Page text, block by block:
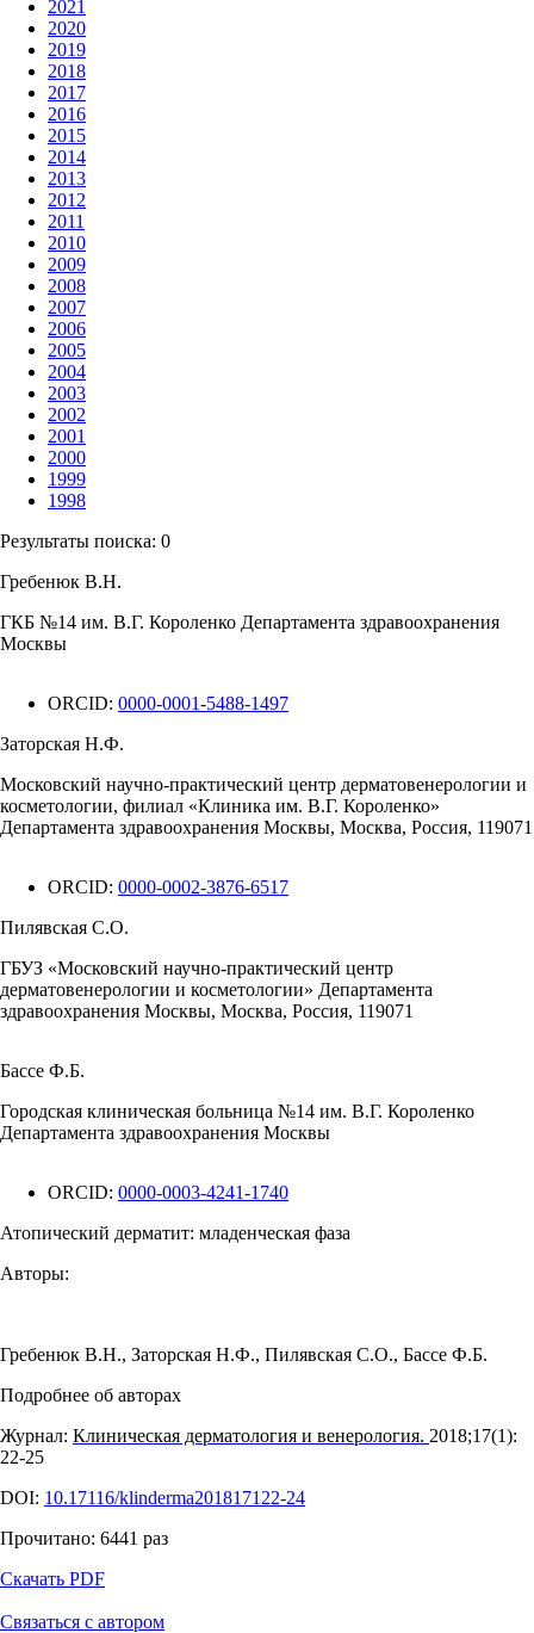
2021
2020
2019
2018
2017
2016
2015
2014
2013
2012
2011
2010
2009
2008
2007
2006
2005
2004
2003
2002
2001
2000
1999
1998
Результаты поиска: 0
Гребенюк В.Н.
ГКБ №14 им. В.Г. Короленко Департамента здравоохранения
Москвы
ORCID: 0000-0001-5488-1497
Заторская Н.Ф.
Московский научно-практический центр дерматовенерологии и
косметологии, филиал «Клиника им. В.Г. Короленко»
Департамента здравоохранения Москвы, Москва, Россия, 119071
ORCID: 0000-0002-3876-6517
Пилявская С.О.
ГБУЗ «Московский научно-практический центр
дерматовенерологии и косметологии» Департамента
здравоохранения Москвы, Москва, Россия, 119071
Бассе Ф.Б.
Городская клиническая больница №14 им. В.Г. Короленко
Департамента здравоохранения Москвы
ORCID: 0000-0003-4241-1740
Атопический дерматит: младенческая фаза
Авторы:
Гребенюк В.Н., Заторская Н.Ф., Пилявская С.О., Бассе Ф.Б.
Подробнее об авторах
Журнал: Клиническая дерматология и венерология. 2018;17(1):
22‑25
DOI: 10.17116/klinderma201817122-24
Прочитано: 6441 раз
Скачать PDF
Связаться с автором